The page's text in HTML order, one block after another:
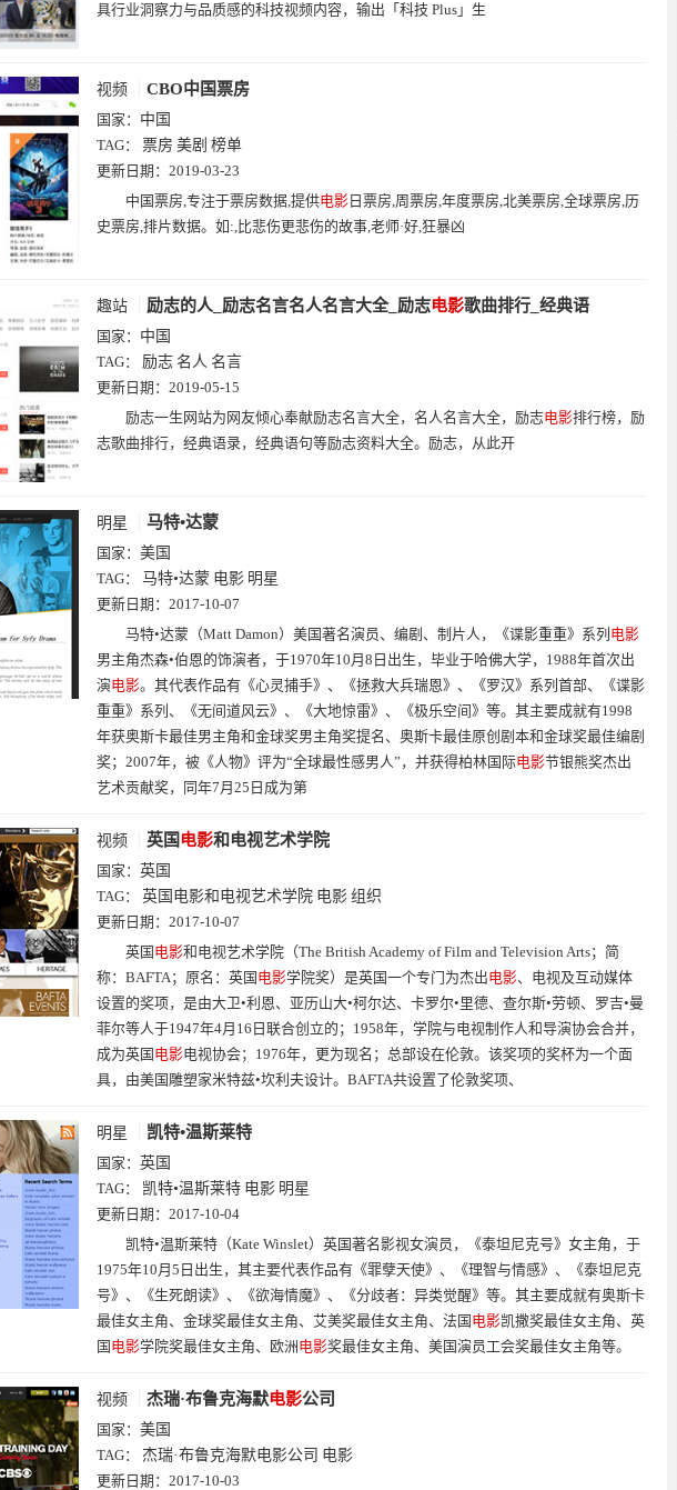
具行业洞察力与品质感的科技视频内容，输出「科技 Plus」生
视频 CBO中国票房
国家： 中国
TAG： 票房 美剧 榜单
更新日期： 2019-03-23
中国票房,专注于票房数据,提供电影 日票房,周票房,年度票房,北美票房,全球票房,历
史票房,排片数据。如:,比悲伤更悲伤的故事,老师·好,狂暴凶
趣站 励志的人_励志名言名人名言大全_励志电影歌曲排行_经典语
国家： 中国
TAG： 励志 名人 名言
更新日期： 2019-05-15
励志一生网站为网友倾心奉献励志名言大全，名人名言大全，励志电影排行榜，励
志歌曲排行，经典语录，经典语句等励志资料大全。励志，从此开
明星 马特•达蒙
国家： 美国
TAG： 马特•达蒙 电影 明星
更新日期： 2017-10-07
马特•达蒙（Matt Damon）美国著名演员、编剧、制片人，《谍影重重》系列 电影
男主角杰森•伯恩的饰演者，于1970年10月8日出生，毕业于哈佛大学，1988年首次出
演电影。其代表作品有《心灵捕手》、《拯救大兵瑞恩》、《罗汉》系列首部、《谍影
重重》系列、《无间道风云》、《大地惊雷》、《极乐空间》等。其主要成就有1998
年获奥斯卡最佳男主角和金球奖男主角奖提名、奥斯卡最佳原创剧本和金球奖最佳编剧
奖；2007年，被《人物》评为“全球最性感男人”，并获得柏林国际电影节银熊奖杰出
艺术贡献奖，同年7月25日成为第
视频 英国电影和电视艺术学院
国家： 英国
TAG： 英国电影和电视艺术学院 电影 组织
更新日期： 2017-10-07
英国 电影和电视艺术学院（The British Academy of Film and Television Arts；简
称：BAFTA；原名：英国 电影学院奖）是英国一个专门为杰出电影、电视及互动媒体
设置的奖项，是由大卫•利恩、亚历山大•柯尔达、卡罗尔•里德、查尔斯•劳顿、罗吉•曼
菲尔等人于1947年4月16日联合创立的；1958年，学院与电视制作人和导演协会合并，
成为英国 电影电视协会；1976年，更为现名；总部设在伦敦。该奖项的奖杯为一个面
具，由美国雕塑家米特兹•坎利夫设计。BAFTA共设置了伦敦奖项、
明星 凯特•温斯莱特
国家： 英国
TAG： 凯特•温斯莱特 电影 明星
更新日期： 2017-10-04
凯特•温斯莱特（Kate Winslet）英国著名影视女演员，《泰坦尼克号》女主角，于
1975年10月5日出生，其主要代表作品有《罪孽天使》、《理智与情感》、《泰坦尼克
号》、《生死朗读》、《欲海情魔》、《分歧者：异类觉醒》等。其主要成就有奥斯卡
最佳女主角、金球奖最佳女主角、艾美奖最佳女主角、法国 电影凯撒奖最佳女主角、英
国 电影学院奖最佳女主角、欧洲电影奖最佳女主角、美国演员工会奖最佳女主角等。
视频 杰瑞·布鲁克海默电影公司
国家： 美国
TAG： 杰瑞·布鲁克海默电影公司 电影
更新日期： 2017-10-03